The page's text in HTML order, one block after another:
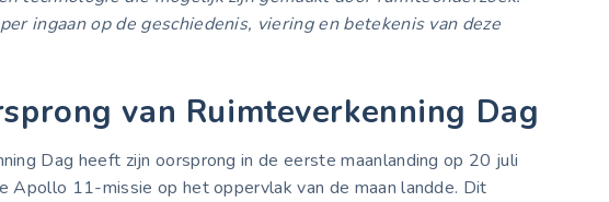
ingaan op de geschiedenis, viering en betekenis van deze
van Ruimteverkenning Dag
Dag heeft zijn oorsprong in de eerste maanlanding op 20 juli
Apollo 11-missie op het oppervlak van de maan landde. Dit
20 juli 2022